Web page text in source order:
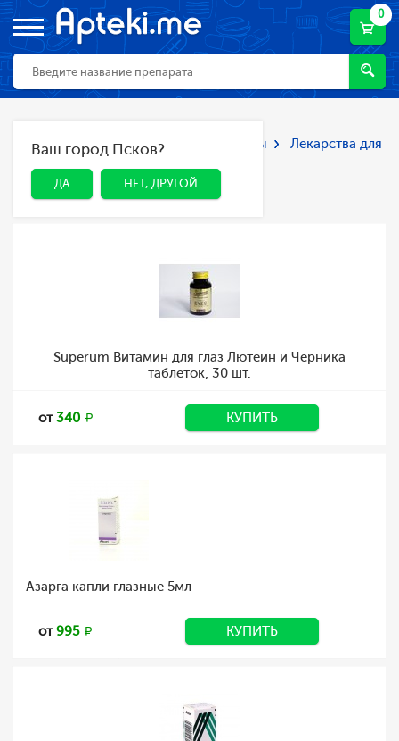
0
ДА НЕТ, ДРУГОЙ
Ваш город Псков?
ДА НЕТ, ДРУГОЙ
Главная Каталог Лекарства и БАДы
Лекарства для
глаз
Лекарства для глаз
Superum Витамин для глаз Лютеин и Черника
таблеток, 30 шт.
от340 КУПИТЬ
Азарга капли глазные 5мл
от995 КУПИТЬ